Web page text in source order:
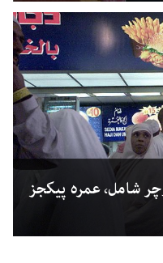
شامل، عمرہ پیکجز